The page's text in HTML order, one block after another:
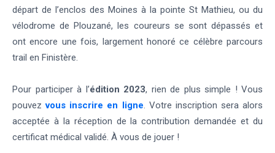
départ de l’enclos des Moines à la pointe St Mathieu, ou du
vélodrome de Plouzané, les coureurs se sont dépassés et
ont encore une fois, largement honoré ce célèbre parcours
trail en Finistère.
Pour participer à l’édition 2023, rien de plus simple ! Vous
pouvezvous inscrire en ligne. Votre inscription sera alors
acceptée à la réception de la contribution demandée et du
certificat médical validé. À vous de jouer !